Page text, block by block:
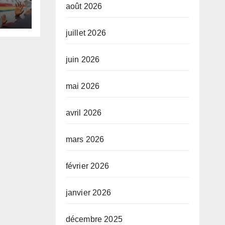
août 2026
juillet 2026
juin 2026
mai 2026
avril 2026
mars 2026
février 2026
janvier 2026
décembre 2025